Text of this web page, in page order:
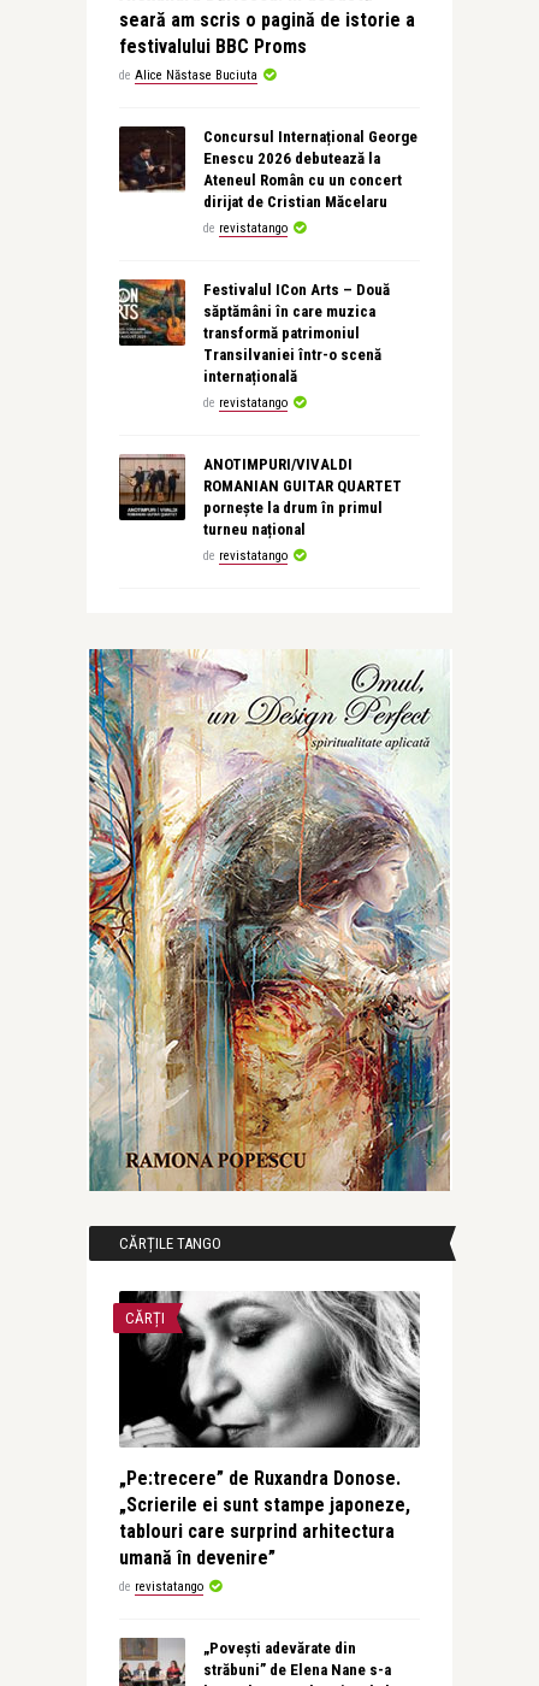
seară am scris o pagină de istorie a
festivalului BBC Proms
de Alice Năstase Buciuta
Concursul Internațional George
Enescu 2026 debutează la
Ateneul Român cu un concert
dirijat de Cristian Măcelaru
de revistatango
Festivalul ICon Arts – Două
săptămâni în care muzica
transformă patrimoniul
Transilvaniei într-o scenă
internațională
de revistatango
ANOTIMPURI/VIVALDI
ROMANIAN GUITAR QUARTET
pornește la drum în primul
turneu național
de revistatango
CĂRȚILE TANGO
CĂRȚI
„Pe:trecere” de Ruxandra Donose.
„Scrierile ei sunt stampe japoneze,
tablouri care surprind arhitectura
umană în devenire”
de revistatango
„Povești adevărate din
străbuni” de Elena Nane s-a